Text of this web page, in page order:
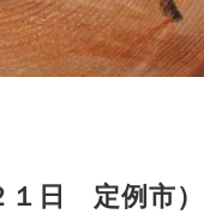
日 定例市）